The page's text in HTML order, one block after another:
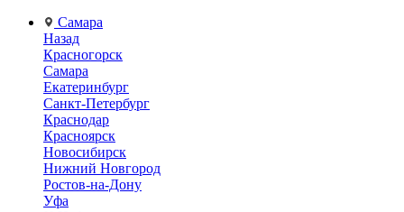
Самара
Назад
Красногорск
Самара
Екатеринбург
Санкт-Петербург
Краснодар
Красноярск
Новосибирск
Нижний Новгород
Ростов-на-Дону
Уфа